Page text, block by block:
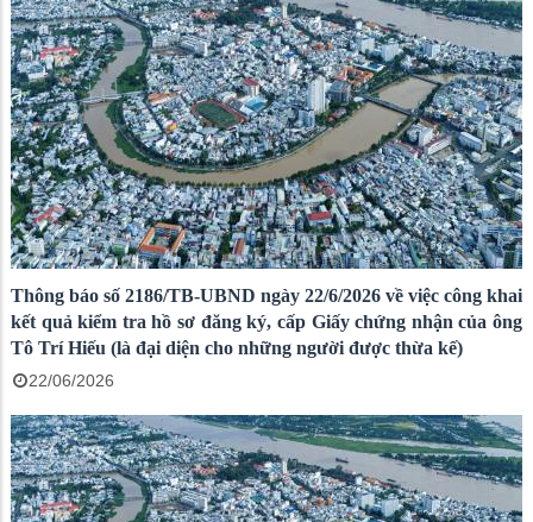
Thông báo số 2186/TB-UBND ngày 22/6/2026 về việc công khai
kết quả kiểm tra hồ sơ đăng ký, cấp Giấy chứng nhận của ông
Tô Trí Hiếu (là đại diện cho những người được thừa kế)
22/06/2026